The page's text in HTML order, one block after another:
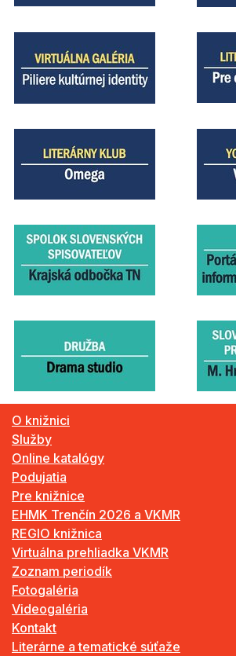
O knižnici
Služby
Online katalógy
Podujatia
Pre knižnice
EHMK Trenčín 2026 a VKMR
REGIO knižnica
Virtuálna prehliadka VKMR
Zoznam periodík
Fotogaléria
Videogaléria
Kontakt
Literárne a tematické súťaže